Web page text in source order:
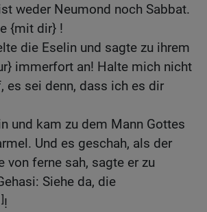
weder Neumond noch Sabbat.
{mit dir} !
die Eselin und sagte zu ihrem
immerfort an! Halte mich nicht
es sei denn, dass ich es dir
und kam zu dem Mann Gottes
Und es geschah, als der
von ferne sah, sagte er zu
Siehe da, die
!